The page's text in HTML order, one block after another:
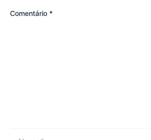
Comentário *